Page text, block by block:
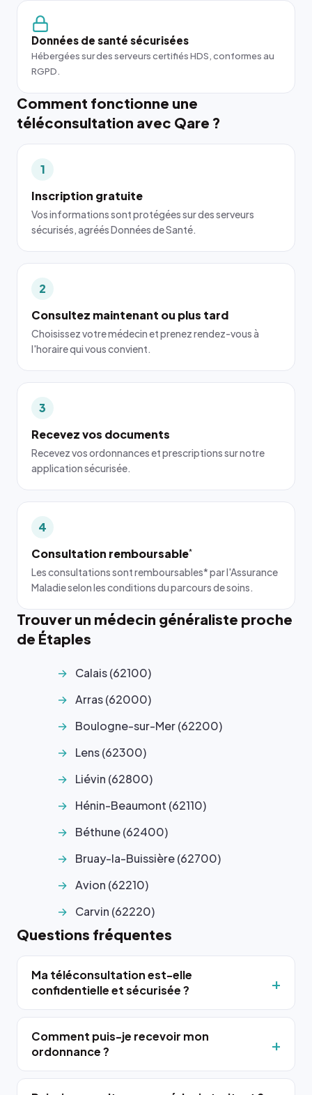
Données de santé sécurisées
Hébergées sur des serveurs certifiés HDS, conformes au
RGPD.
Comment fonctionne une
téléconsultation avec Qare ?
1
Inscription gratuite
Vos informations sont protégées sur des serveurs
sécurisés, agréés Données de Santé.
2
Consultez maintenant ou plus tard
Choisissez votre médecin et prenez rendez-vous à
l'horaire qui vous convient.
3
Recevez vos documents
Recevez vos ordonnances et prescriptions sur notre
application sécurisée.
4
Consultation remboursable*
Les consultations sont remboursables* par l'Assurance
Maladie selon les conditions du parcours de soins.
Trouver un médecin généraliste proche
de Étaples
Calais (62100)
Arras (62000)
Boulogne-sur-Mer (62200)
Lens (62300)
Liévin (62800)
Hénin-Beaumont (62110)
Béthune (62400)
Bruay-la-Buissière (62700)
Avion (62210)
Carvin (62220)
Questions fréquentes
Ma téléconsultation est-elle
confidentielle et sécurisée ?
Comment puis-je recevoir mon
ordonnance ?